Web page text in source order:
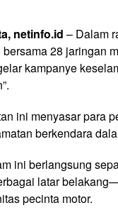
netinfo.id – Dalam
bersama 28 jaringan
kampanye
ini menyasar para
berkendara
ini berlangsung
latar
pecinta motor.